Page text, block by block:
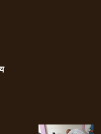
त्यसैले
वृद्धि भइ
गरेपछि मात्र
सकिने उनको
अर्थात संविधान